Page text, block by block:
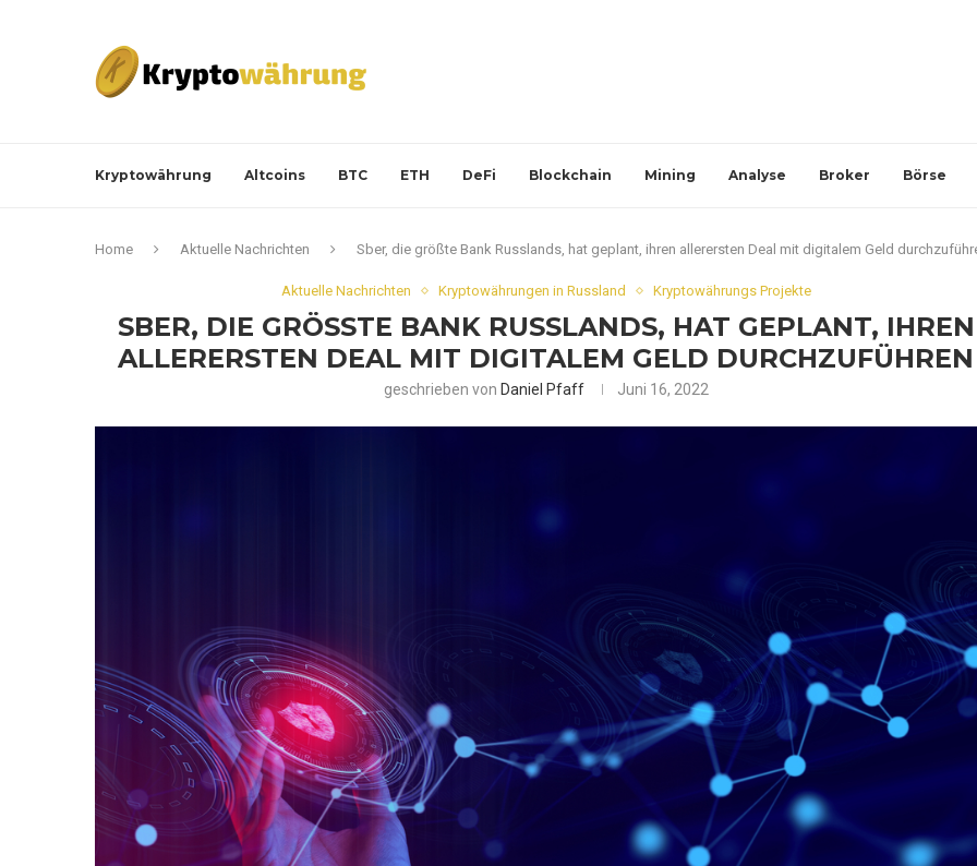
Kryptowährung Altcoins BTC ETH DeFi Blockchain Mining Analyse Broker Börse
Home Aktuelle Nachrichten Sber, die größte Bank Russlands, hat geplant, ihren allerersten Deal mit digitalem Geld
Aktuelle Nachrichten Kryptowährungen in Russland Kryptowährungs Projekte
SBER, DIE GRÖSSTE BANK RUSSLANDS, HAT GEPLANT, IHREN A
LLERERSTEN DEAL MIT DIGITALEM GELD DURCHZUFÜHREN
geschrieben von Daniel Pfaff Juni 16, 2022